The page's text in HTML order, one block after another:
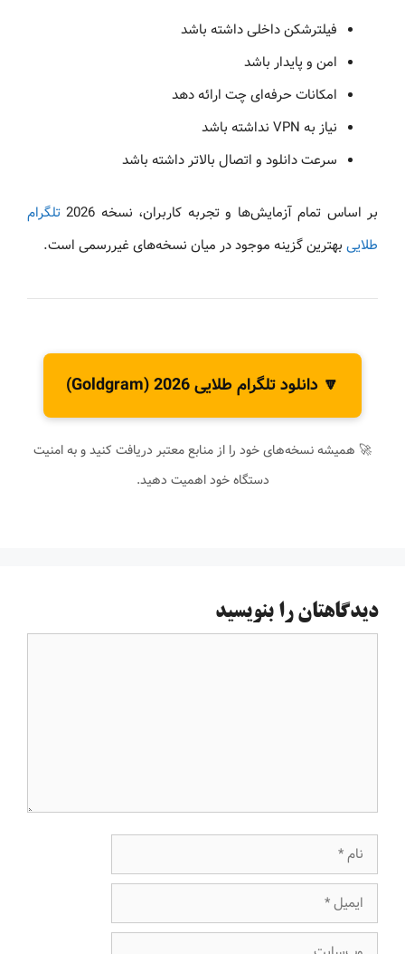
فیلترشکن داخلی داشته باشد
امن و پایدار باشد
امکانات حرفه‌ای چت ارائه دهد
نیاز به VPN نداشته باشد
سرعت دانلود و اتصال بالاتر داشته باشد
بر اساس تمام آزمایش‌ها و تجربه کاربران، نسخه 2026
تلگرام
طلایی بهترین گزینه موجود در میان نسخه‌های غیررسمی است.
🔽 دانلود تلگرام طلایی 2026 (Goldgram)
🚀 همیشه نسخه‌های خود را از منابع معتبر دریافت کنید و به امنیت
دستگاه خود اهمیت دهید.
دیدگاهتان را بنویسید
ایمیل
وب‌سایت